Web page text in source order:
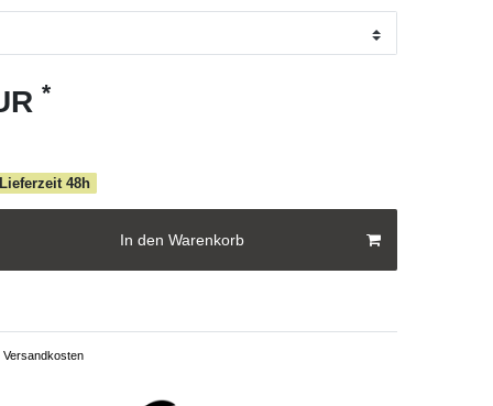
*
48h
In den Warenkorb
Versandkosten